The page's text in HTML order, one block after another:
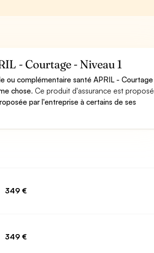
- Courtage - Niveau 1
ou complémentaire santé APRIL - Courtage
chose. Ce produit d'assurance est proposé
par l'entreprise à certains de ses
349 €
349 €